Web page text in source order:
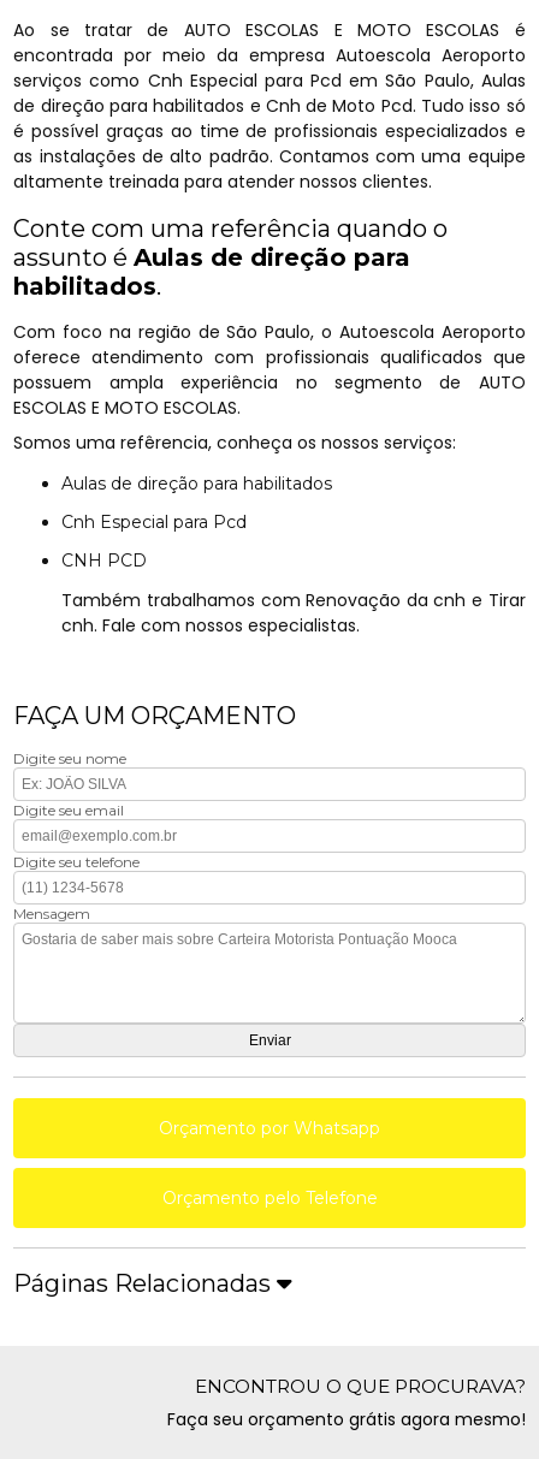
Ao se tratar de AUTO ESCOLAS E MOTO ESCOLAS é
encontrada por meio da empresa Autoescola Aeroporto
serviços como Cnh Especial para Pcd em São Paulo, Aulas
de direção para habilitados e Cnh de Moto Pcd. Tudo isso só
é possível graças ao time de profissionais especializados e
as instalações de alto padrão. Contamos com uma equipe
altamente treinada para atender nossos clientes.
Conte com uma referência quando o
assunto éAulas de direção para
habilitados.
Com foco na região de São Paulo, o Autoescola Aeroporto
oferece atendimento com profissionais qualificados que
possuem ampla experiência no segmento de AUTO
ESCOLAS E MOTO ESCOLAS.
Somos uma refêrencia, conheça os nossos serviços:
Aulas de direção para habilitados
Cnh Especial para Pcd
CNH PCD
Também trabalhamos com Renovação da cnh e Tirar
cnh. Fale com nossos especialistas.
FAÇA UM ORÇAMENTO
Digite seu nome
Digite seu email
Digite seu telefone
Mensagem
Orçamento por Whatsapp
Orçamento pelo Telefone
Páginas Relacionadas
ENCONTROU O QUE PROCURAVA?
Faça seu orçamento grátis agora mesmo!